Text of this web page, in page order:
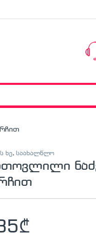
ხე,საახალწლო
₾